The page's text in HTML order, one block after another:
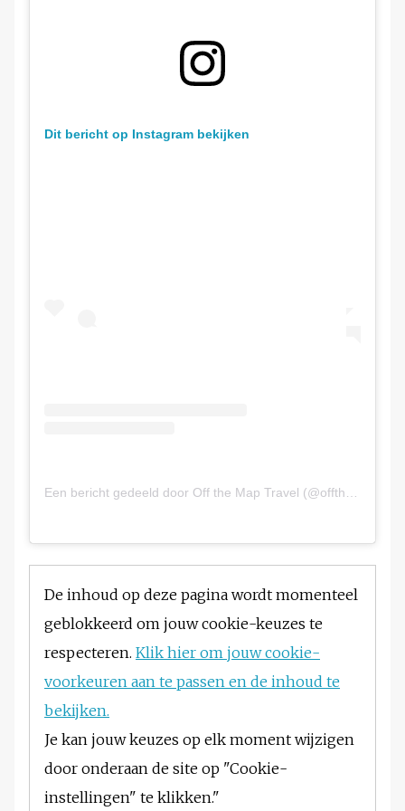
Dit bericht op Instagram bekijken
Een bericht gedeeld door Off the Map Travel (@offthemaptravel)
De inhoud op deze pagina wordt momenteel
geblokkeerd om jouw cookie-keuzes te
respecteren. Klik hier om jouw cookie-
voorkeuren aan te passen en de inhoud te
bekijken.
Je kan jouw keuzes op elk moment wijzigen
door onderaan de site op "Cookie-
instellingen" te klikken."